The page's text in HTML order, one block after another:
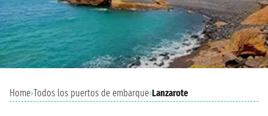
Home›Todos los puertos de embarque›Lanzarote